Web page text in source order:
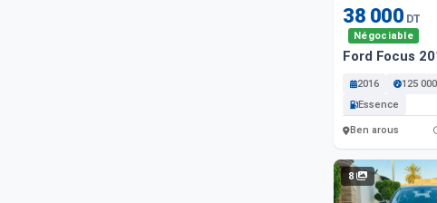
38 000 DT
Négociable
Ford Focus
2016
125
Essence
Ben arous
8